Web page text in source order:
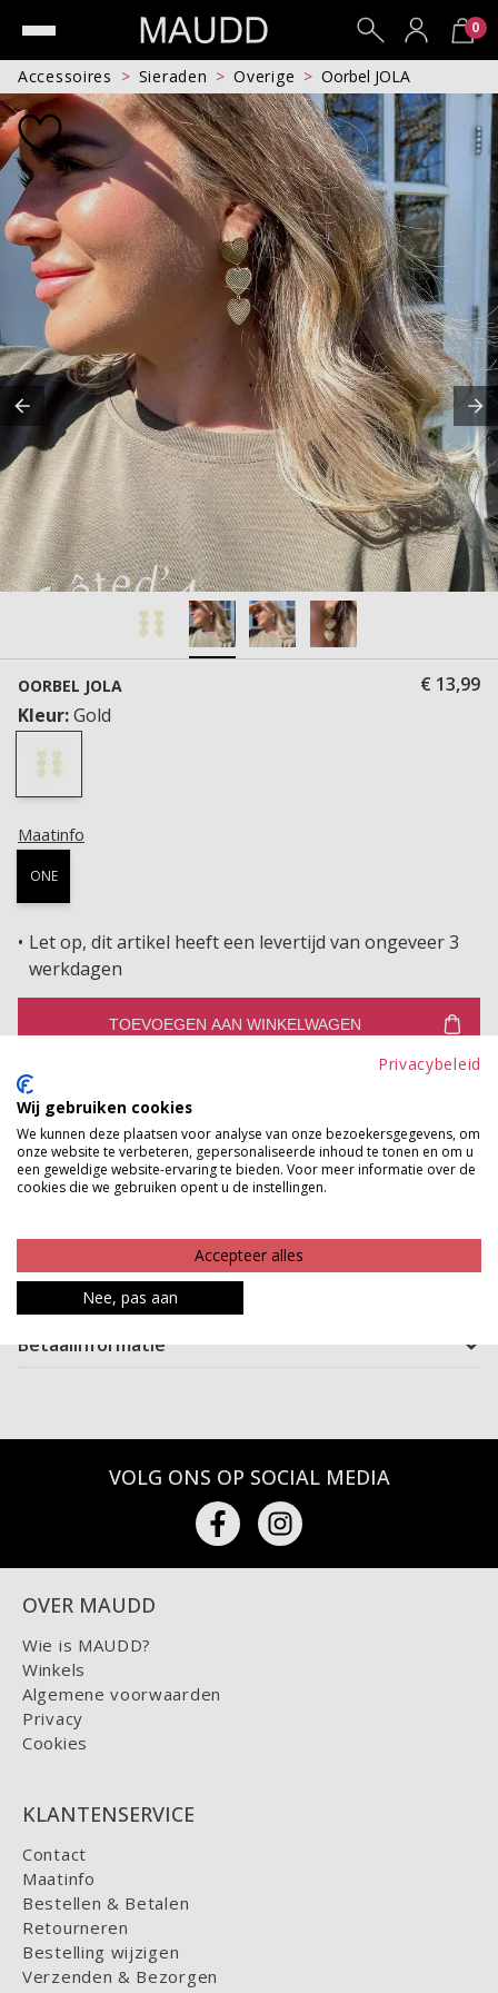
0
Accessoires Sieraden Overige Oorbel JOLA
OORBEL JOLA
€ 13,99
Kleur:Gold
Maatinfo
ONE
Let op, dit artikel heeft een levertijd van ongeveer 3
werkdagen
TOEVOEGEN AAN WINKELWAGEN
Gratis ophalen en ruilen in onze winkels
Bekijk voorraad winkel
makkelijk in te doen en passen overal bij!
Product kenmerken
Betaalinformatie
VOLG ONS OP SOCIAL MEDIA
OVER MAUDD
Wie is MAUDD?
Winkels
Algemene voorwaarden
Privacy
Cookies
KLANTENSERVICE
Contact
Maatinfo
Bestellen & Betalen
Retourneren
Bestelling wijzigen
Verzenden & Bezorgen
Privacybeleid
Wij gebruiken cookies
We kunnen deze plaatsen voor analyse van onze bezoekersgegevens, om
onze website te verbeteren, gepersonaliseerde inhoud te tonen en om u
een geweldige website-ervaring te bieden. Voor meer informatie over de
cookies die we gebruiken opent u de instellingen.
Accepteer alles
Nee, pas aan